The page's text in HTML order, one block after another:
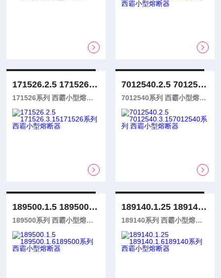
171526.2.5 171526.3.15
171526系列 西霸小型熔断器
7012540.2.5 7012540.3.15
7012540系列 西霸小型熔断器
189500.1.5 189500.1.6
189500系列 西霸小型熔断器
189140.1.25 189140.1.6
189140系列 西霸小型熔断器